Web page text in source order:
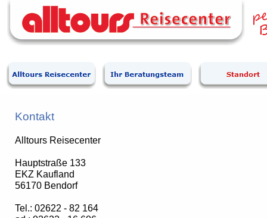
Kontakt
Alltours Reisecenter
Hauptstraße 133
EKZ Kaufland
56170 Bendorf
Tel.: 02622 - 82 164